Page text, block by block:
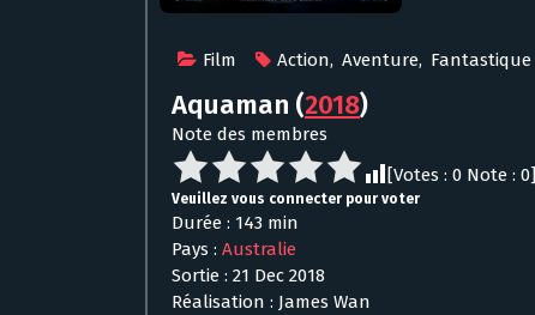
Film Action, Aventure, Fantastique
Aquaman (2018)
Note des membres
[Votes : 0 Note : 0]
Veuillez vous connecter pour voter
Durée : 143 min
Pays : Australie
Sortie : 21 Dec 2018
Réalisation : James Wan